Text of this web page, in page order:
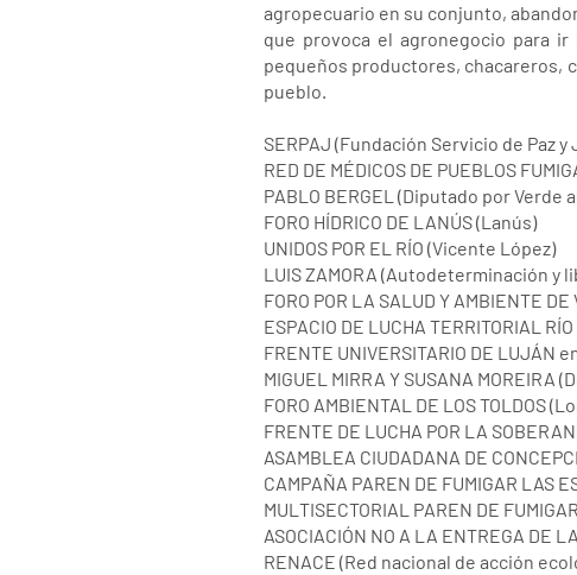
agropecuario en su conjunto,
que provoca el agronegocio para
pequeños productores, chacareros,
pueblo.
SERPAJ (Fundación Servicio de Paz
RED DE MÉDICOS DE PUEBLOS
PABLO BERGEL (Diputado por Verde
FORO HÍDRICO DE LANÚS (Lanús)
UNIDOS POR EL RÍO (Vicente López)
LUIS ZAMORA (Autodeterminación y
FORO POR LA SALUD Y AMBIENTE
ESPACIO DE LUCHA TERRITORIAL
FRENTE UNIVERSITARIO DE
MIGUEL MIRRA Y SUSANA
FORO AMBIENTAL DE LOS TOLDOS
FRENTE DE LUCHA POR LA
ASAMBLEA CIUDADANA DE
CAMPAÑA PAREN DE FUMIGAR LAS
MULTISECTORIAL PAREN DE
ASOCIACIÓN NO A LA ENTREGA DE
RENACE (Red nacional de acción